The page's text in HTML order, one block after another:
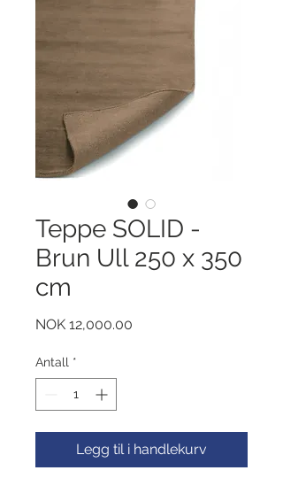
Teppe SOLID -
Brun Ull 250 x 350
cm
NOK 12,000.00
Antall *
Legg til i handlekurv